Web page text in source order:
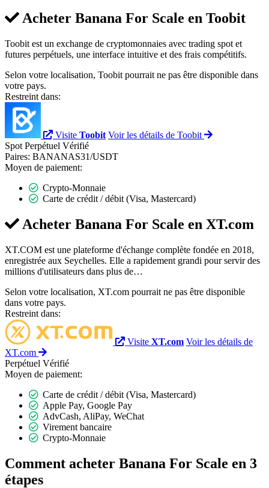
Acheter Banana For Scale en Toobit
Toobit est un exchange de cryptomonnaies avec trading spot et
futures perpétuels, une interface intuitive et des frais compétitifs.
Selon votre localisation, Toobit pourrait ne pas être disponible dans
votre pays.
Restreint dans:
Visite Toobit Voir les détails de Toobit
Spot Perpétuel Vérifié
Paires: BANANAS31/USDT
Moyen de paiement:
Crypto-Monnaie
Carte de crédit / débit (Visa, Mastercard)
Acheter Banana For Scale en XT.com
XT.COM est une plateforme d'échange complète fondée en 2018,
enregistrée aux Seychelles. Elle a rapidement grandi pour servir des
millions d'utilisateurs dans plus de…
Selon votre localisation, XT.com pourrait ne pas être disponible
dans votre pays.
Restreint dans:
Visite XT.com Voir les détails de
XT.com
Perpétuel Vérifié
Moyen de paiement:
Carte de crédit / débit (Visa, Mastercard)
Apple Pay, Google Pay
AdvCash, AliPay, WeChat
Virement bancaire
Crypto-Monnaie
Comment acheter Banana For Scale en 3
étapes